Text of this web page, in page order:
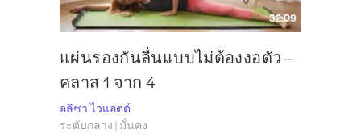
32:09
แผ่นรองกันลื่นแบบไม่ต้องงอตัว –
คลาส 1 จาก 4
อลิซา ไวแอตต์
ระดับกลาง | มั่นคง